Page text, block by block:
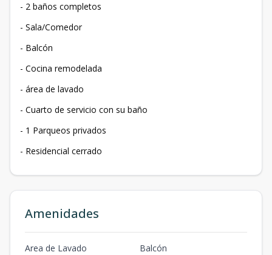
- 2 baños completos
- Sala/Comedor
- Balcón
- Cocina remodelada
- área de lavado
- Cuarto de servicio con su baño
- 1 Parqueos privados
- Residencial cerrado
Amenidades
Area de Lavado
Balcón